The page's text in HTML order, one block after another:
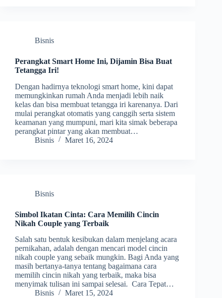
Bisnis
Perangkat Smart Home Ini, Dijamin Bisa Buat
Tetangga Iri!
Dengan hadirnya teknologi smart home, kini dapat
memungkinkan rumah Anda menjadi lebih naik
kelas dan bisa membuat tetangga iri karenanya. Dari
mulai perangkat otomatis yang canggih serta sistem
keamanan yang mumpuni, mari kita simak beberapa
perangkat pintar yang akan membuat…
Bisnis
Maret 16, 2024
Bisnis
Simbol Ikatan Cinta: Cara Memilih Cincin
Nikah Couple yang Terbaik
Salah satu bentuk kesibukan dalam menjelang acara
pernikahan, adalah dengan mencari model cincin
nikah couple yang sebaik mungkin. Bagi Anda yang
masih bertanya-tanya tentang bagaimana cara
memilih cincin nikah yang terbaik, maka bisa
menyimak tulisan ini sampai selesai. Cara Tepat…
Bisnis
Maret 15, 2024